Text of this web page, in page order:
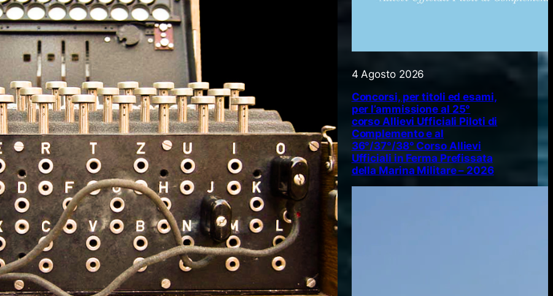
4 Agosto 2026
Concorsi, per titoli ed esami,
per l’ammissione al 25°
corso Allievi Ufficiali Piloti di
Complemento e al
36°/37°/38° Corso Allievi
Ufficiali in Ferma Prefissata
della Marina Militare – 2026